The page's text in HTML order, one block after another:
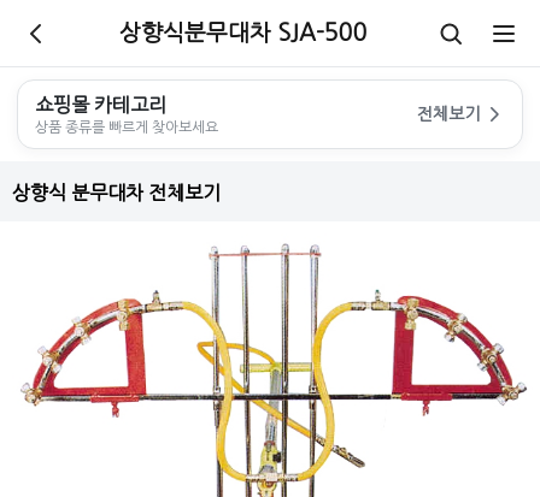
상향식분무대차 SJA-500
쇼핑몰 카테고리
상품 종류를 빠르게 찾아보세요
전체보기
상향식 분무대차 전체보기